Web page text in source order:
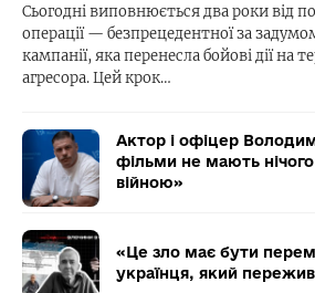
Сьогодні виповнюється два роки від
операції — безпрецедентної за
кампанії, яка перенесла бойові дії на
агресора. Цей крок…
Актор і офіцер
фільми не мають нічого
війною»
«Це зло має бути
українця, який